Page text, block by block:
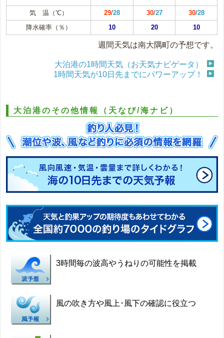
気 温（℃） 29/28 30/27 30/28
降水確率（％）
10 20 10
週間天気は南大隅町の予想です。
大泊港の1時間天気（お天気ナビゲータ）
1時間天気が10日先までにパワーアップ！
大泊港のその他情報（天なび/海ナビ）
3時間毎の波高やうねりの可能性を掲載
風の吹き方や風上･風下の確認に役立つ